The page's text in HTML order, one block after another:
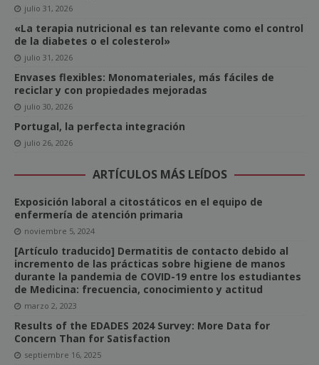
julio 31, 2026
«La terapia nutricional es tan relevante como el control
de la diabetes o el colesterol»
julio 31, 2026
Envases flexibles: Monomateriales, más fáciles de
reciclar y con propiedades mejoradas
julio 30, 2026
Portugal, la perfecta integración
julio 26, 2026
ARTÍCULOS MÁS LEÍDOS
Exposición laboral a citostáticos en el equipo de
enfermería de atención primaria
noviembre 5, 2024
[Artículo traducido] Dermatitis de contacto debido al
incremento de las prácticas sobre higiene de manos
durante la pandemia de COVID-19 entre los estudiantes
de Medicina: frecuencia, conocimiento y actitud
marzo 2, 2023
Results of the EDADES 2024 Survey: More Data for
Concern Than for Satisfaction
septiembre 16, 2025